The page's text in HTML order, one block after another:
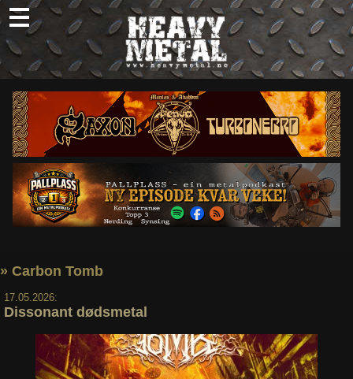
Skip
to
content
Nyheter
Omtaler
Intervjuer
Om oss
Abonner
Søk
» Carbon Tomb
17.05.2026:
Dissonant dødsmetal